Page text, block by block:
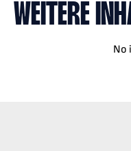
WEITERE
No